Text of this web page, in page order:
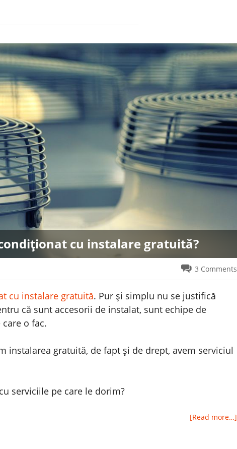
cu instalare gratuită?
3 Comments
cu instalare gratuită. Pur și simplu nu se justifică
că sunt accesorii de instalat, sunt echipe de
o fac.
instalarea gratuită, de fapt și de drept, avem serviciul
serviciile pe care le dorim?
[Read more…]